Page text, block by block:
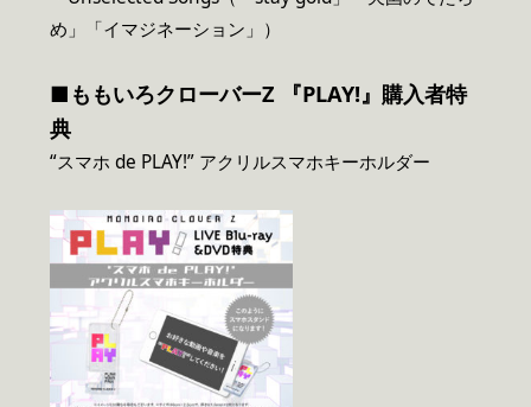
め」「イマジネーション」）
■ももいろクローバーZ 『PLAY!』購入者特
典
“スマホ de PLAY!” アクリルスマホキーホルダー